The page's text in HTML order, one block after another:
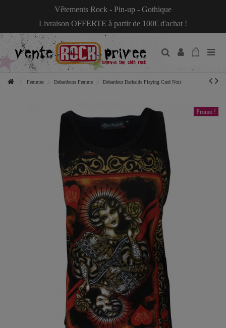
Vêtements Rock - Pin-up - Gothique
Livraison OFFERTE à partir de 100€ d'achat !
Femmes Debardeurs Femme Debardeur Darkside Playing Card Noir
Promo !